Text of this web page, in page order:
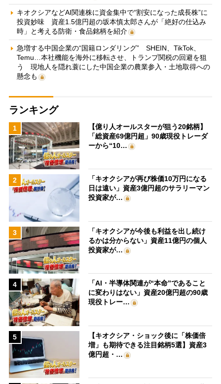
キオクシアなどAI関連株に資金集中で“割安になった成長株”に
投資妙味 資産1.5億円超の坂本慎太郎さんが「絶好の仕込み
時」と考える防衛・食品銘柄を紹介
急増する中国企業の“国籍ロンダリング” SHEIN、TikTok、
Temu…本社機能を海外に移転させ、トランプ関税の回避を狙
う 現地人を隠れ蓑にした中国企業の農業参入・土地取得への
懸念も
ランキング
1
【億り人オールスターが狙う20銘柄】
「総資産69億円超」90歳現役トレーダ
ーから“10…
2
「キオクシアが再び株価10万円になる
日は遠い」資産3億円超のサラリーマン
投資家が…
3
「キオクシアが今後も利益を出し続け
るかは分からない」資産11億円の個人
投資家が…
4
「AI・半導体関連が“本命”であること
に変わりはない」資産20億円超の90歳
現役トレー…
5
【キオクシア・ショック後に「株価倍
増」も期待できる注目銘柄5選】資産3
億円超・…